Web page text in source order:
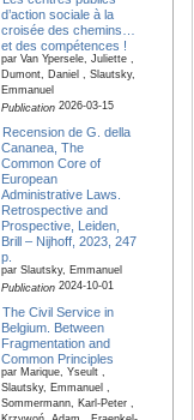
d’action sociale à la
croisée des chemins…
et des compétences !
par Van Ypersele, Juliette ,
Dumont, Daniel , Slautsky,
Emmanuel
Publication2026-03-15
Recension de G. della
Cananea, The
Common Core of
European
Administrative Laws.
Retrospective and
Prospective, Leiden,
Brill – Nijhoff, 2023, 247
p.
par Slautsky, Emmanuel
Publication2024-10-01
The Civil Service in
Belgium. Between
Fragmentation and
Common Principles
par Marique, Yseult ,
Slautsky, Emmanuel ,
Sommermann, Karl-Peter ,